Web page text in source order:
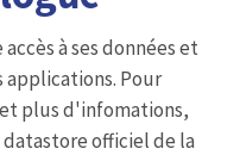
à ses données et
applications. Pour
plus d'infomations,
datastore officiel de la